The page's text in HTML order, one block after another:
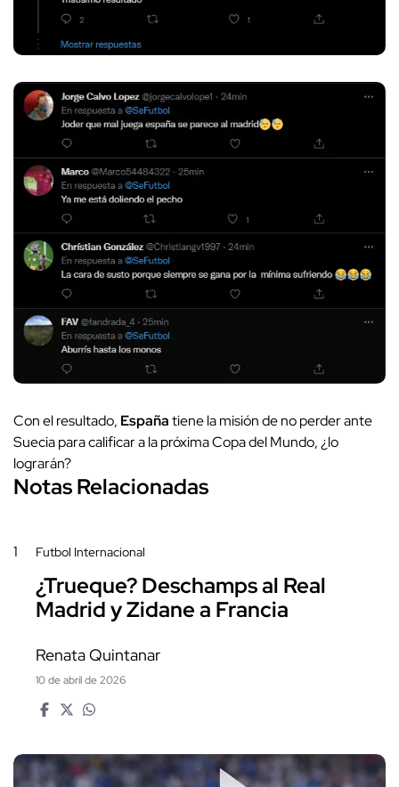
Con el resultado, Españatiene la misión de no perder ante
Suecia para calificar a la próxima Copa del Mundo, ¿lo
lograrán?
Notas Relacionadas
1 Futbol Internacional
¿Trueque? Deschamps al Real
Madrid y Zidane a Francia
Renata Quintanar
10 de abril de 2026